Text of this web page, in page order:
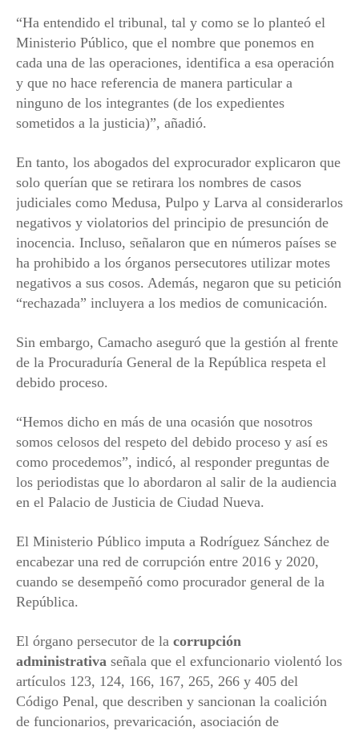
“Ha entendido el tribunal, tal y como se lo planteó el
Ministerio Público, que el nombre que ponemos en
cada una de las operaciones, identifica a esa operación
y que no hace referencia de manera particular a
ninguno de los integrantes (de los expedientes
sometidos a la justicia)”, añadió.
En tanto, los abogados del exprocurador explicaron que
solo querían que se retirara los nombres de casos
judiciales como Medusa, Pulpo y Larva al considerarlos
negativos y violatorios del principio de presunción de
inocencia. Incluso, señalaron que en números países se
ha prohibido a los órganos persecutores utilizar motes
negativos a sus cosos. Además, negaron que su petición
“rechazada” incluyera a los medios de comunicación.
Sin embargo, Camacho aseguró que la gestión al frente
de la Procuraduría General de la República respeta el
debido proceso.
“Hemos dicho en más de una ocasión que nosotros
somos celosos del respeto del debido proceso y así es
como procedemos”, indicó, al responder preguntas de
los periodistas que lo abordaron al salir de la audiencia
en el Palacio de Justicia de Ciudad Nueva.
El Ministerio Público imputa a Rodríguez Sánchez de
encabezar una red de corrupción entre 2016 y 2020,
cuando se desempeñó como procurador general de la
República.
El órgano persecutor de la corrupción
administrativa señala que el exfuncionario violentó los
artículos 123, 124, 166, 167, 265, 266 y 405 del
Código Penal, que describen y sancionan la coalición
de funcionarios, prevaricación, asociación de